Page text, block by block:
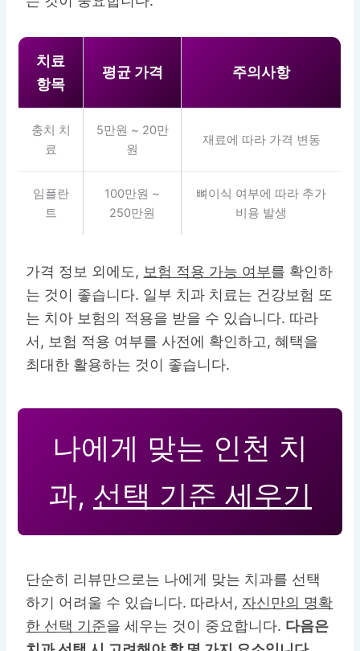
치료
항목
평균 가격 주의사항
충치 치
료
5만원 ~ 20만
원
재료에 따라 가격 변동
임플란
트
100만원 ~
250만원
뼈이식 여부에 따라 추가
비용 발생
가격 정보 외에도, 보험 적용 가능 여부를 확인하
는 것이 좋습니다. 일부 치과 치료는 건강보험 또
는 치아 보험의 적용을 받을 수 있습니다. 따라
서, 보험 적용 여부를 사전에 확인하고, 혜택을
최대한 활용하는 것이 좋습니다.
나에게 맞는 인천 치
과, 선택 기준 세우기
단순히 리뷰만으로는 나에게 맞는 치과를 선택
하기 어려울 수 있습니다. 따라서, 자신만의 명확
한 선택 기준을 세우는 것이 중요합니다. 다음은